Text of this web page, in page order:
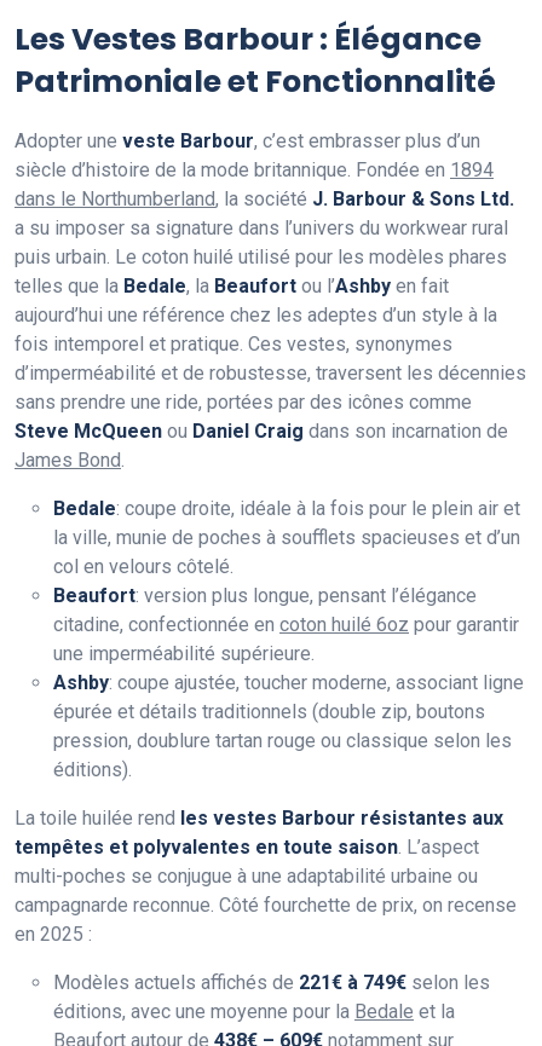
Les Vestes Barbour : Élégance
Patrimoniale et Fonctionnalité
Adopter une veste Barbour, c’est embrasser plus d’un
siècle d’histoire de la mode britannique. Fondée en 1894
dans le Northumberland, la société J. Barbour & Sons Ltd.
a su imposer sa signature dans l’univers du workwear rural
puis urbain. Le coton huilé utilisé pour les modèles phares
telles que la Bedale, la Beaufort ou l’Ashby en fait
aujourd’hui une référence chez les adeptes d’un style à la
fois intemporel et pratique. Ces vestes, synonymes
d’imperméabilité et de robustesse, traversent les décennies
sans prendre une ride, portées par des icônes comme
Steve McQueen ou Daniel Craig dans son incarnation de
James Bond.
Bedale: coupe droite, idéale à la fois pour le plein air et
la ville, munie de poches à soufflets spacieuses et d’un
col en velours côtelé.
Beaufort: version plus longue, pensant l’élégance
citadine, confectionnée en coton huilé 6oz pour garantir
une imperméabilité supérieure.
Ashby: coupe ajustée, toucher moderne, associant ligne
épurée et détails traditionnels (double zip, boutons
pression, doublure tartan rouge ou classique selon les
éditions).
La toile huilée rend les vestes Barbour résistantes aux
tempêtes et polyvalentes en toute saison. L’aspect
multi-poches se conjugue à une adaptabilité urbaine ou
campagnarde reconnue. Côté fourchette de prix, on recense
en 2025 :
Modèles actuels affichés de 221€ à 749€ selon les
éditions, avec une moyenne pour la Bedale et la
Beaufort autour de 438€ – 609€ notamment sur